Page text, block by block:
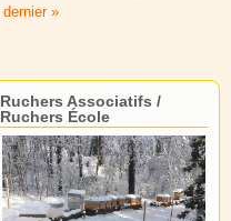
dernier »
Ruchers Associatifs /
Ruchers École